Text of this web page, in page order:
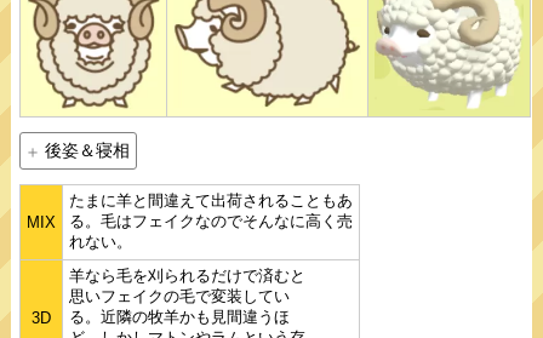
後姿＆寝相
MIX
たまに羊と間違えて出荷されることもあ
る。毛はフェイクなのでそんなに高く売
れない。
3D
羊なら毛を刈られるだけで済むと
思いフェイクの毛で変装してい
る。近隣の牧羊かも見間違うほ